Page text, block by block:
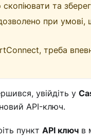
та
при умові,
треба
увійдіть у
API-ключ.
пункт API ключ в